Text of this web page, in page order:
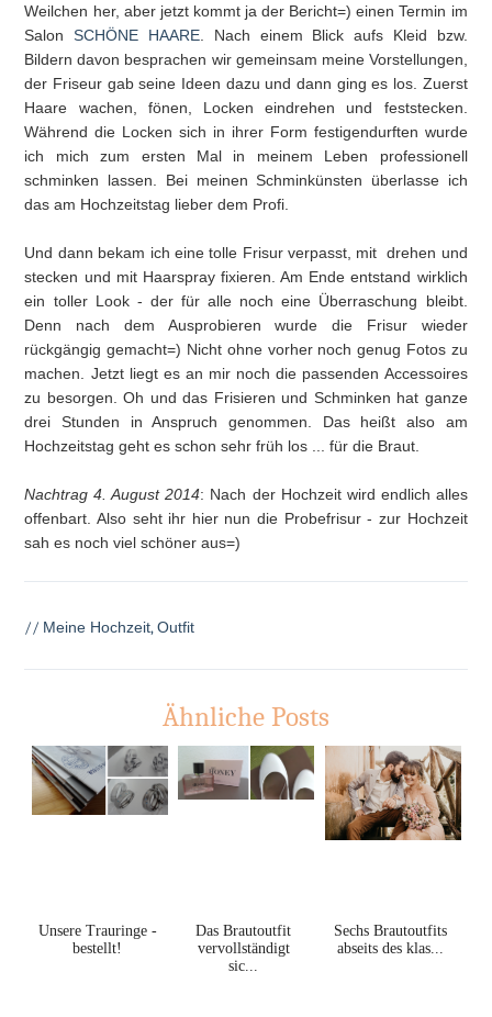
Weilchen her, aber jetzt kommt ja der Bericht=) einen Termin im
SalonSCHÖNE HAARE. Nach einem Blick aufs Kleid bzw.
Bildern davon besprachen wir gemeinsam meine Vorstellungen,
der Friseur gab seine Ideen dazu und dann ging es los. Zuerst
Haare wachen, fönen, Locken eindrehen und feststecken.
Während die Locken sich in ihrer Form festigendurften wurde
ich mich zum ersten Mal in meinem Leben professionell
schminken lassen. Bei meinen Schminkünsten überlasse ich
das am Hochzeitstag lieber dem Profi.
Und dann bekam ich eine tolle Frisur verpasst, mit drehen und
stecken und mit Haarspray fixieren. Am Ende entstand wirklich
ein toller Look - der für alle noch eine Überraschung bleibt.
Denn nach dem Ausprobieren wurde die Frisur wieder
rückgängig gemacht=) Nicht ohne vorher noch genug Fotos zu
machen. Jetzt liegt es an mir noch die passenden Accessoires
zu besorgen. Oh und das Frisieren und Schminken hat ganze
drei Stunden in Anspruch genommen. Das heißt also am
Hochzeitstag geht es schon sehr früh los ... für die Braut.
Nachtrag 4. August 2014: Nach der Hochzeit wird endlich alles
offenbart. Also seht ihr hier nun die Probefrisur - zur Hochzeit
sah es noch viel schöner aus=)
// Meine Hochzeit,Outfit
Ähnliche Posts
Unsere Trauringe -
bestellt!
Das Brautoutfit
vervollständigt
sic...
Sechs Brautoutfits
abseits des klas...